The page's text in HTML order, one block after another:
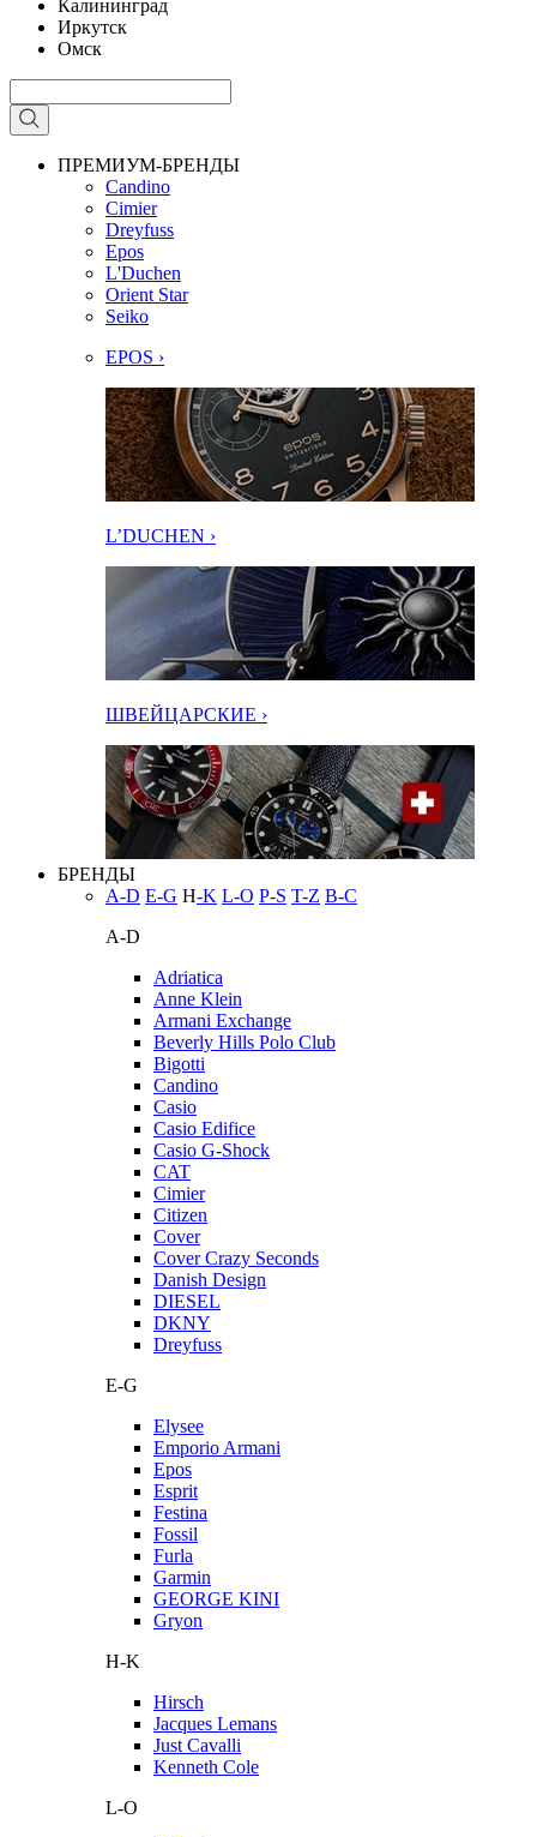
Калининград
Иркутск
Омск
ПРЕМИУМ-БРЕНДЫ
Candino
Cimier
Dreyfuss
Epos
L'Duchen
Orient Star
Seiko
EPOS ›
L’DUCHEN ›
ШВЕЙЦАРСКИЕ ›
БРЕНДЫ
A-D E-G H-K L-O P-S T-Z В-С
A-D
Adriatica
Anne Klein
Armani Exchange
Beverly Hills Polo Club
Bigotti
Candino
Casio
Casio Edifice
Casio G-Shock
CAT
Cimier
Citizen
Cover
Cover Crazy Seconds
Danish Design
DIESEL
DKNY
Dreyfuss
E-G
Elysee
Emporio Armani
Epos
Esprit
Festina
Fossil
Furla
Garmin
GEORGE KINI
Gryon
H-K
Hirsch
Jacques Lemans
Just Cavalli
Kenneth Cole
L-O